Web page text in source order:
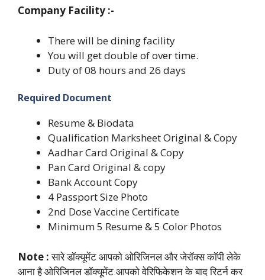
Company Facility :-
There will be dining facility
You will get double of over time.
Duty of 08 hours and 26 days
Required Document
Resume & Biodata
Qualification Marksheet Original & Copy
Aadhar Card Original & Copy
Pan Card Original & copy
Bank Account Copy
4 Passport Size Photo
2nd Dose Vaccine Certificate
Minimum 5 Resume & 5 Color Photos
Note :सारे डॉक्यूमेंट आपको ओरिजिनल और जेरॉक्स कॉपी लेके
आना है ओरिजिनल डॉक्यूमेंट आपको वेरिफिकेशन के बाद रिटर्न कर